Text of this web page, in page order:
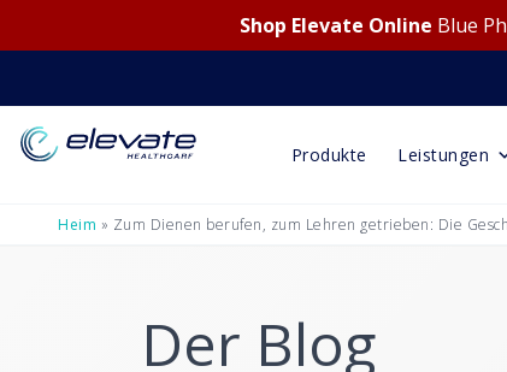
Shop Elevate Online Blue
Produkte Leistungen
Heim » Zum Dienen berufen, zum Lehren getrieben: Die
Der Blog